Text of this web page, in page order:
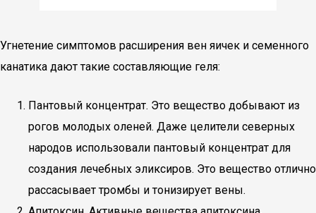
Угнетение симптомов расширения вен яичек и семенного
канатика дают такие составляющие геля:
Пантовый концентрат. Это вещество добывают из
рогов молодых оленей. Даже целители северных
народов использовали пантовый концентрат для
создания лечебных эликсиров. Это вещество отлично
рассасывает тромбы и тонизирует вены.